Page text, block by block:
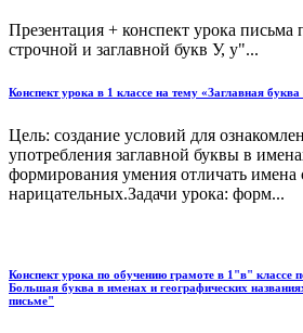
Презентация + конспект урока
строчной и заглавной букв У, у"...
Конспект урока в 1 классе на тему «Заглавная буква
Цель: создание условий для
употребления заглавной буквы в
формирования умения отличать имена
нарицательных.Задачи урока: форм...
Конспект урока по обучению грамоте в 1"в" классе
Большая буква в именах и географических
письме"